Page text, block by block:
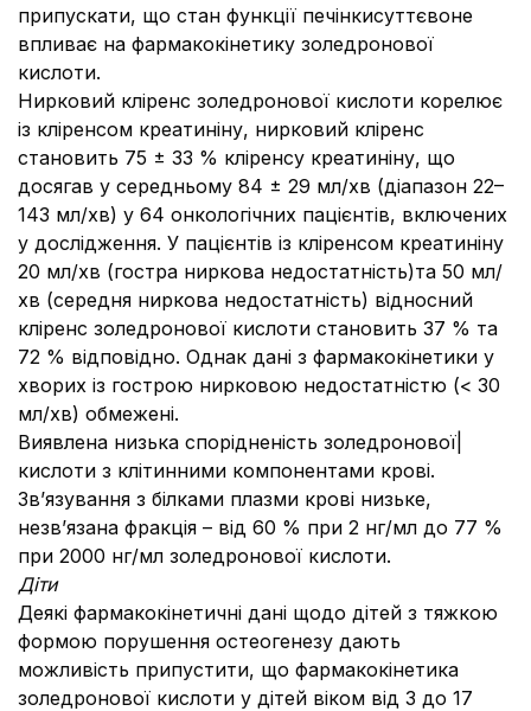
припускати, що стан функції печінкисуттєвоне
впливає на фармакокінетику золедронової
кислоти.
Нирковий кліренс золедронової кислоти корелює
із кліренсом креатиніну, нирковий кліренс
становить 75 ± 33 % кліренсу креатиніну, що
досягав у середньому 84 ± 29 мл/хв (діапазон 22–
143 мл/хв) у 64 онкологічних пацієнтів, включених
у дослідження. У пацієнтів із кліренсом креатиніну
20 мл/хв (гостра ниркова недостатність)та 50 мл/
хв (середня ниркова недостатність) відносний
кліренс золедронової кислоти становить 37 % та
72 % відповідно. Однак дані з фармакокінетики у
хворих із гострою нирковою недостатністю (< 30
мл/хв) обмежені.
Виявлена низька спорідненість золедронової|
кислоти з клітинними компонентами крові.
Зв’язування з білками плазми крові низьке,
незв’язана фракція – від 60 % при 2 нг/мл до 77 %
при 2000 нг/мл золедронової кислоти.
Діти
Деякі фармакокінетичні дані щодо дітей з тяжкою
формою порушення остеогенезу дають
можливість припустити, що фармакокінетика
золедронової кислоти у дітей віком від 3 до 17